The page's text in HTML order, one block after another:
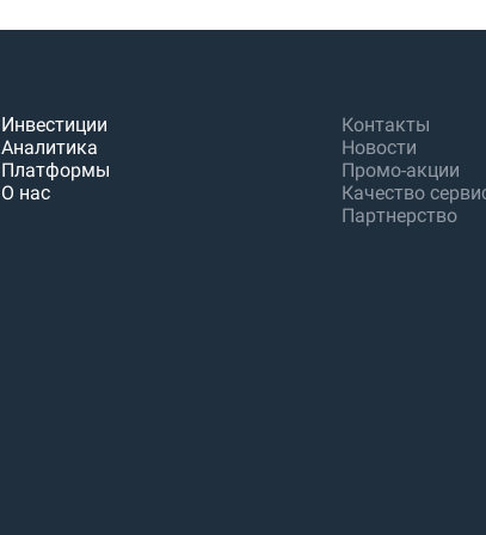
Инвестиции
Аналитика
Платформы
О нас
Контакты
Новости
Промо-акции
Качество
Партнерство